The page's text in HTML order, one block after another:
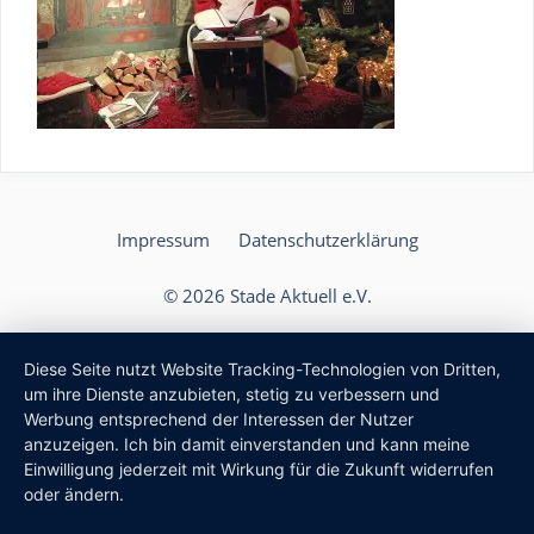
Impressum Datenschutzerklärung
© 2026 Stade Aktuell e.V.
Diese Seite nutzt Website Tracking-Technologien von Dritten,
um ihre Dienste anzubieten, stetig zu verbessern und
Werbung entsprechend der Interessen der Nutzer
anzuzeigen. Ich bin damit einverstanden und kann meine
Einwilligung jederzeit mit Wirkung für die Zukunft widerrufen
oder ändern.